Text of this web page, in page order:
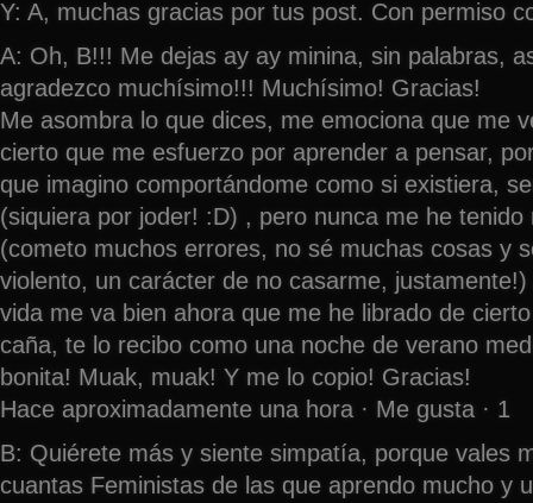
Y: A, muchas gracias por tus post. Con permiso
A: Oh, B!!! Me dejas ay ay minina, sin palabras,
agradezco muchísimo!!! Muchísimo! Gracias!
Me asombra lo que dices, me emociona que me
cierto que me esfuerzo por aprender a pensar,
que imagino comportándome como si existiera,
(siquiera por joder! :D) , pero nunca me he
(cometo muchos errores, no sé muchas cosas y
violento, un carácter de no casarme,
vida me va bien ahora que me he librado de
caña, te lo recibo como una noche de verano
bonita! Muak, muak! Y me lo copio! Gracias!
Hace aproximadamente una hora · Me gusta · 1
B: Quiérete más y siente simpatía, porque vales
cuantas Feministas de las que aprendo mucho y